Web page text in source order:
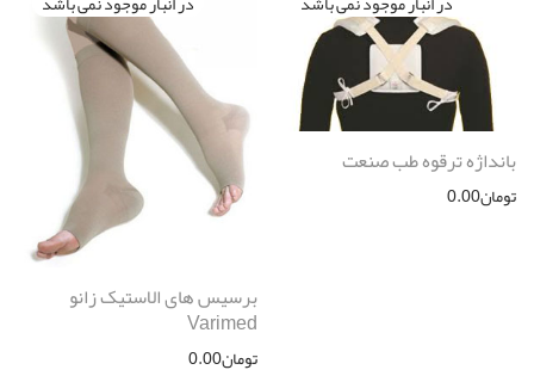
بانداژه ترقوه طب صنعت
تومان0.00
برسیس های الاستیک زانو
Varimed
تومان0.00